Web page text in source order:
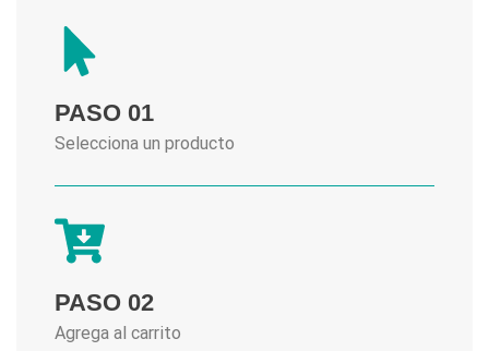
PASO 01
Selecciona un producto
PASO 02
Agrega al carrito